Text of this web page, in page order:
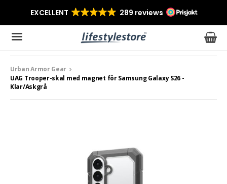
Produkten har blivit tillagd i varukorgen
Urban Armor Gear
UAG Trooper-skal med magnet för Samsung Galaxy S26 -
Klar/Askgrå